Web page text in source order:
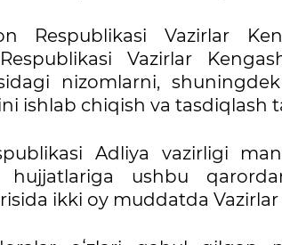
Respublikasi Vazirlar
Vazirlar
nizomlarni,
ishlab chiqish va tasdiqlash
Adliya vazirligi
ushbu
ikki oy muddatda